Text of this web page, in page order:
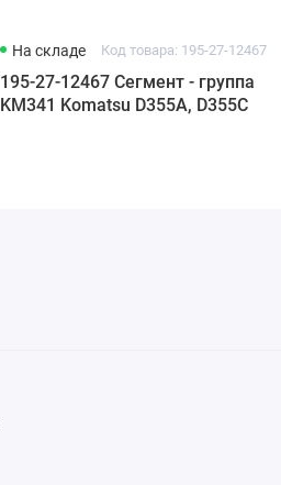
На складе Код товара: 195-27-12467
195-27-12467 Сегмент - группа
KM341 Komatsu D355A, D355C